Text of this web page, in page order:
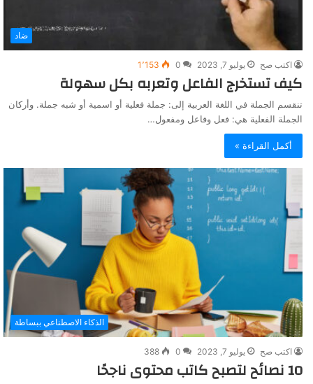
ضاد
اكتب صح يوليو 7, 2023 0 1٬153
كيف تستخرج الفاعل وتعربه بكل سهولة
تنقسم الجملة في اللغة العربية إلى: جملة فعلية أو اسمية أو شبه جملة. وأركان
الجملة الفعلية هي: فعل وفاعل ومفعول…
أكمل القراءة »
الذكاء الاصطناعي ببساطة
اكتب صح يوليو 7, 2023 0
388
10 نصائح لتصبح كاتب محتوى ناجحًا